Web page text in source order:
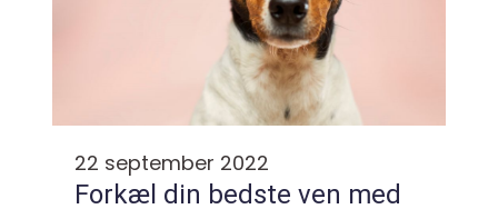
22 september 2022
Forkæl din bedste ven med